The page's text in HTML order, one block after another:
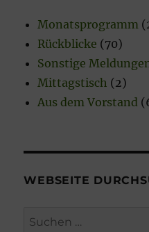
Monatsprogramm
Rückblicke (70)
Sonstige
Mittagstisch (2)
Aus dem Vorstand
WEBSEITE
Suchen